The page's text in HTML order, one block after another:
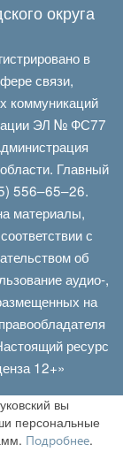
округа
в
связи,
коммуникаций
ЭЛ № ФС77
Главный
556–65–26.
материалы,
с
об
аудио-,
на
ресурс
12+»
вы
персональные
Подробнее.